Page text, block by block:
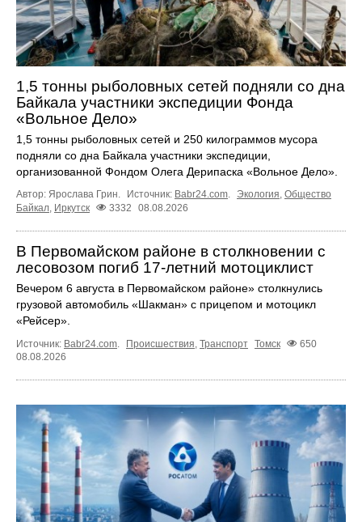
1,5 тонны рыболовных сетей подняли со дна
Байкала участники экспедиции Фонда
«Вольное Дело»
1,5 тонны рыболовных сетей и 250 килограммов мусора
подняли со дна Байкала участники экспедиции,
организованной Фондом Олега Дерипаска «Вольное Дело».
Автор: Ярослава Грин. Источник: Babr24.com. Экология, Общество
Байкал, Иркутск 3332 08.08.2026
В Первомайском районе в столкновении с
лесовозом погиб 17-летний мотоциклист
Вечером 6 августа в Первомайском районе» столкнулись
грузовой автомобиль «Шакман» с прицепом и мотоцикл
«Рейсер».
Источник: Babr24.com. Происшествия, Транспорт Томск
650
08.08.2026